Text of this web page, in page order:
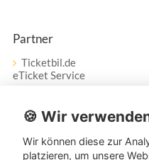
Partner
Ticketbil.de
eTicket Service
Vertrag widerrufen
Service
🍪 Wir
Wir können diese zur
platzieren, um unsere